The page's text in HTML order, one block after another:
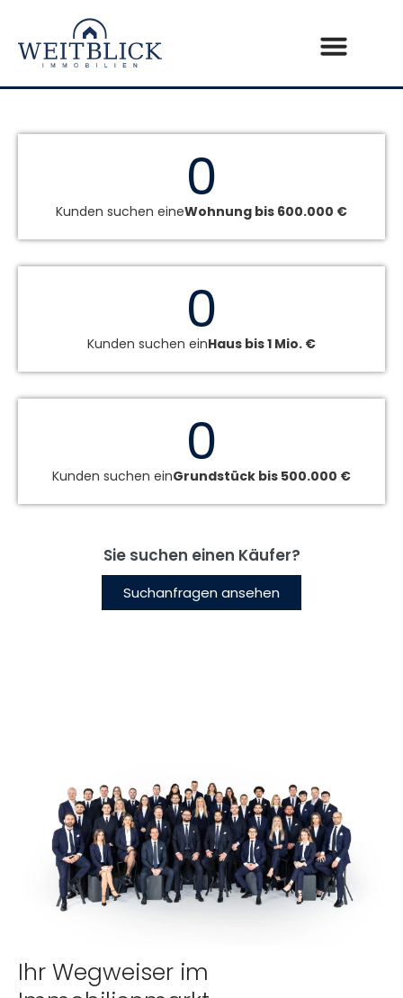
Kunden suchen eineWohnung bis 600.000 €
0
Kunden suchen einHaus bis 1 Mio. €
0
Kunden suchen einGrundstück bis 500.000 €
0
Sie suchen einen Käufer?
Suchanfragen ansehen
Ihr Wegweiser im